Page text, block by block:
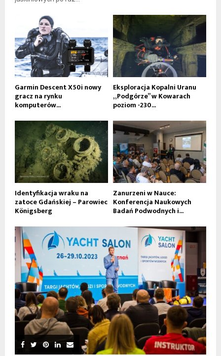
Garmin Descent X50i nowy
gracz na rynku
komputerów...
Eksploracja Kopalni Uranu
„Podgórze” w Kowarach
poziom -230...
Identyfikacja wraku na
zatoce Gdańskiej – Parowiec
Königsberg
Zanurzeni w Nauce:
Konferencja Naukowych
Badań Podwodnych i...